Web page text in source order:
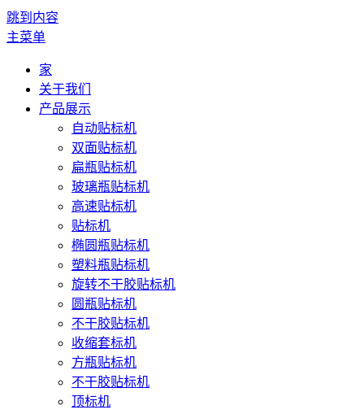
跳到内容
主菜单
家
关于我们
产品展示
自动贴标机
双面贴标机
扁瓶贴标机
玻璃瓶贴标机
高速贴标机
贴标机
椭圆瓶贴标机
塑料瓶贴标机
旋转不干胶贴标机
圆瓶贴标机
不干胶贴标机
收缩套标机
方瓶贴标机
不干胶贴标机
顶标机